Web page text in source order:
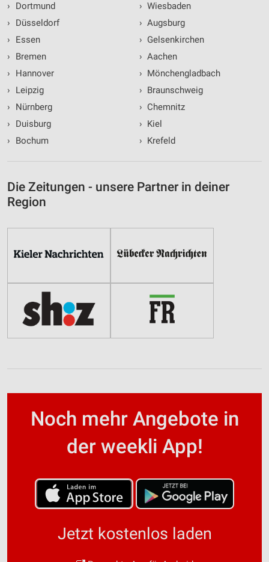
›
Dortmund
›
Düsseldorf
›
Essen
›
Bremen
›
Hannover
›
Leipzig
›
Nürnberg
›
Duisburg
›
Bochum
› Wiesbaden
› Augsburg
› Gelsenkirchen
› Aachen
› Mönchengladbach
› Braunschweig
› Chemnitz
› Kiel
› Krefeld
Die Zeitungen - unsere Partner in deiner
Region
Noch mehr Angebote in
der weekli App!
Jetzt kostenlos laden